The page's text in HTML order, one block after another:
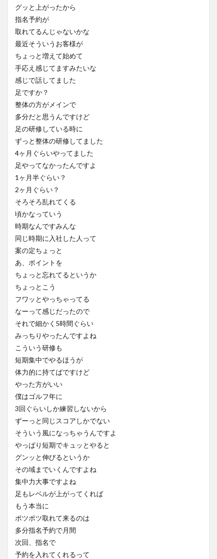
グッと上がったから
指名予約が
取れてるんじゃないかな
最近そういうお客様が
ちょっと増えて始めて
手応え感じてますみたいな
感じで話してました
足ですか？
整体の方がメインで
多分だと思うんですけど
足の研修している時に
ずっと整体の研修してました
4ヶ月ぐらいやってました
足やってなかったんですよ
1ヶ月半ぐらい？
2ヶ月ぐらい？
そろそろ乱れてくる
頃かなっていう
時期なんですみんな
同じ時期に入社した人って
案の定ちょっと
あ、ポイントを
ちょっと忘れてるというか
ちょっとこう
フワッとやっちゃってる
なーって感じだったので
それで細かく5時間ぐらい
みっちりやったんですよね
こういう研修も
短期集中でやるほうが
体力的に持てばですけど
やった方がいい
僕はゴルフ年に
3回ぐらいしか練習しないから
ずーっと同じスコアしかでない
そういう風になっちゃうんですよ
やっぱり短期でキュッとやると
グンッと伸びるというか
その域までいくんですよね
集中力大事ですよね
足もレベルが上がってくれば
もう本当に
ポツポツ取れて来るのは
多分指名予約で月間
次回、指名で
予約を入れてくれるって